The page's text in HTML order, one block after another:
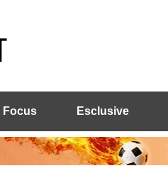
Focus Esclusive